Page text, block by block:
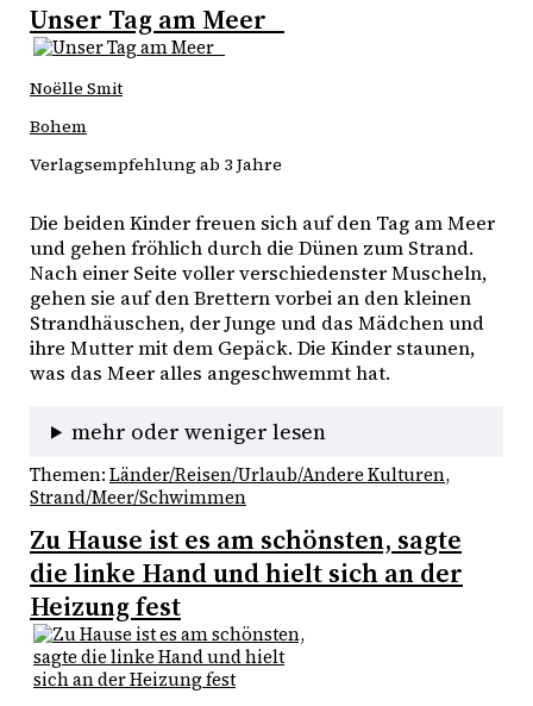
Unser Tag am Meer
Noëlle Smit
Bohem
Verlagsempfehlung ab 3 Jahre
Die beiden Kinder freuen sich auf den Tag am Meer
und gehen fröhlich durch die Dünen zum Strand.
Nach einer Seite voller verschiedenster Muscheln,
gehen sie auf den Brettern vorbei an den kleinen
Strandhäuschen, der Junge und das Mädchen und
ihre Mutter mit dem Gepäck. Die Kinder staunen,
was das Meer alles angeschwemmt hat.
mehr oder weniger lesen
Themen: Länder/Reisen/Urlaub/Andere Kulturen
Strand/Meer/Schwimmen
Zu Hause ist es am schönsten, sagte
die linke Hand und hielt sich an der
Heizung fest